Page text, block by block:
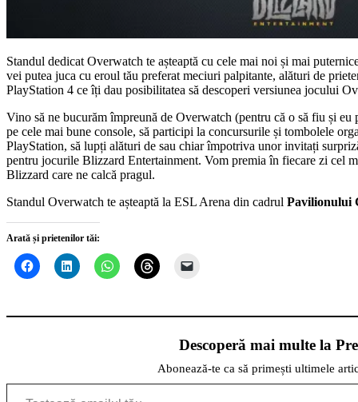
Standul dedicat Overwatch te așteaptă cu cele mai noi și mai
vei putea juca cu eroul tău preferat meciuri palpitante, alături de
PlayStation 4 ce îți dau posibilitatea să descoperi versiunea jocului
Vino să ne bucurăm împreună de Overwatch (pentru că o să fiu și
pe cele mai bune console, să participi la concursurile și tombolele
PlayStation, să lupți alături de sau chiar împotriva unor invitați
pentru jocurile Blizzard Entertainment. Vom premia în fiecare zi cel
Blizzard care ne calcă pragul.
Standul Overwatch te așteaptă la ESL Arena din cadrul Pavilionului
Arată și prietenilor tăi:
Descoperă mai multe la
Abonează-te ca să primești ultimele
Tastează emailul tău...